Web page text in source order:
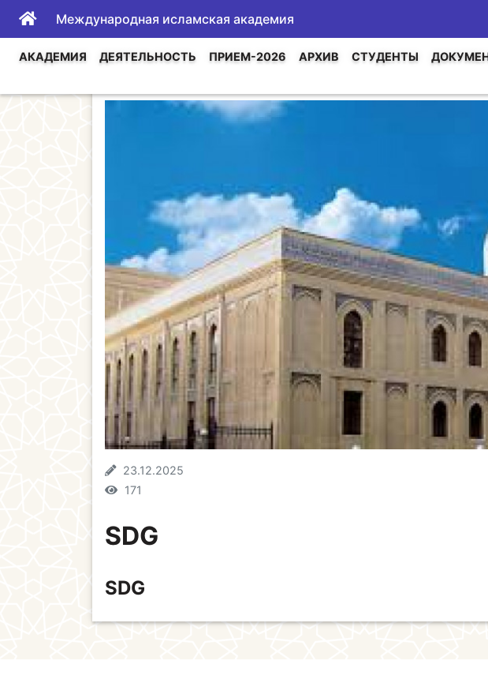
Международная исламская академия
АКАДЕМИЯ ДЕЯТЕЛЬНОСТЬ ПРИЕМ-2026 АРХИВ СТУДЕНТЫ
23.12.2025
171
SDG
SDG